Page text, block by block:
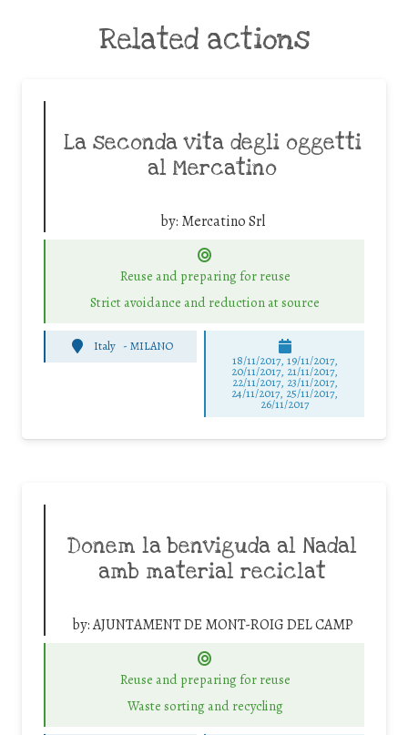
Related actions
La seconda vita degli oggetti
al Mercatino
by: Mercatino Srl
Reuse and preparing for reuse
Strict avoidance and reduction at source
Italy - MILANO
18/11/2017, 19/11/2017,
20/11/2017, 21/11/2017,
22/11/2017, 23/11/2017,
24/11/2017, 25/11/2017,
26/11/2017
Donem la benviguda al Nadal
amb material reciclat
by:AJUNTAMENT DE MONT-ROIG DEL CAMP
Reuse and preparing for reuse
Waste sorting and recycling